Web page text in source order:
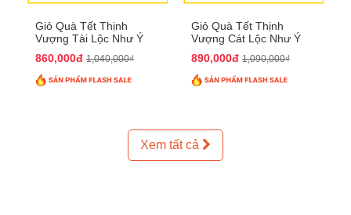
Giỏ Quà Tết Thịnh
Vượng Tài Lộc Như Ý
860,000đ 1,040,000₫
Giỏ Quà Tết Thịnh
Vượng Cát Lộc Như Ý
890,000đ 1,090,000₫
Xem tất cả